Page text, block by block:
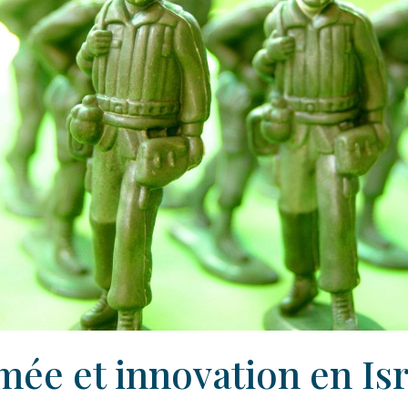
et innovation en